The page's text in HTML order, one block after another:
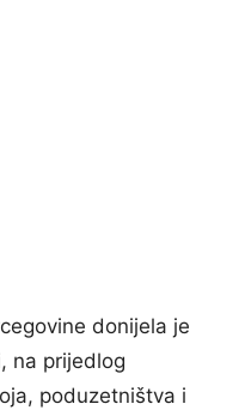
donijela je
na prijedlog
poduzetništva i